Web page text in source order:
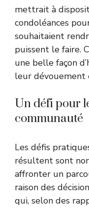
mettrait à
condoléances
souhaitaient
puissent le faire.
une belle façon
leur dévouement
Un défi pour
communauté
Les défis
résultent sont
affronter un
raison des
qui, selon des